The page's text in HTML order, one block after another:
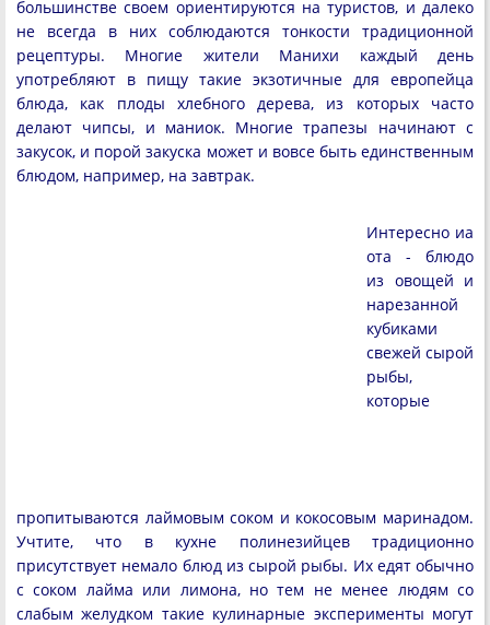
большинстве своем ориентируются на туристов, и далеко
не всегда в них соблюдаются тонкости традиционной
рецептуры. Многие жители Манихи каждый день
употребляют в пищу такие экзотичные для европейца
блюда, как плоды хлебного дерева, из которых часто
делают чипсы, и маниок. Многие трапезы начинают с
закусок, и порой закуска может и вовсе быть единственным
блюдом, например, на завтрак.
Интересно иа
ота - блюдо
из овощей и
нарезанной
кубиками
свежей сырой
рыбы,
которые
пропитываются лаймовым соком и кокосовым маринадом.
Учтите, что в кухне полинезийцев традиционно
присутствует немало блюд из сырой рыбы. Их едят обычно
с соком лайма или лимона, но тем не менее людям со
слабым желудком такие кулинарные эксперименты могут